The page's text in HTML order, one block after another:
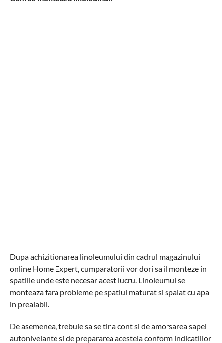
Dupa achizitionarea linoleumului din cadrul magazinului
online Home Expert, cumparatorii vor dori sa il monteze in
spatiile unde este necesar acest lucru. Linoleumul se
monteaza fara probleme pe spatiul maturat si spalat cu apa
in prealabil.
De asemenea, trebuie sa se tina cont si de amorsarea sapei
autonivelante si de prepararea acesteia conform indicatiilor